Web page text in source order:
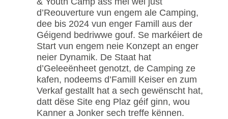
d’Reouverture vun engem ale Camping,
dee bis 2024 vun enger Famill aus der
Géigend bedriwwe gouf. Se markéiert de
Start vun engem neie Konzept an enger
neier Dynamik. De Staat hat
d’Geleeënheet genotzt, de Camping ze
kafen, nodeems d’Famill Keiser en zum
Verkaf gestallt hat a sech gewënscht hat,
datt dëse Site eng Plaz géif ginn, wou
Kanner a Jonker sech treffe kënnen.